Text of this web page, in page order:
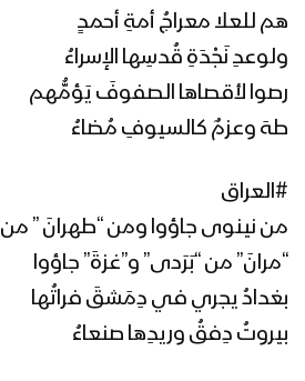
هم للعلا معراجُ أمةِ أحمدٍ
ولوعدِ نَجْدَةِ قُدسِها الإسراءُ
رصوا لأقصاها الصفوفَ يَؤمُّهم
طهَ وعزمٌ كالسيوفِ مُضاءُ
#العراق
من نينوى جاؤوا ومن “طهرانَ ” من
“مرانَ” من “بَرَدى” و”غزةَ” جاؤوا
بغدادُ يجري في دِمَشقَ فراتُها
بيروتُ دِفقُ وريدِها صنعاءُ